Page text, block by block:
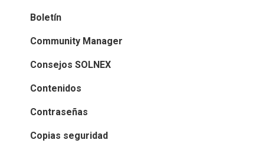
Boletín
Community Manager
Consejos SOLNEX
Contenidos
Contraseñas
Copias seguridad